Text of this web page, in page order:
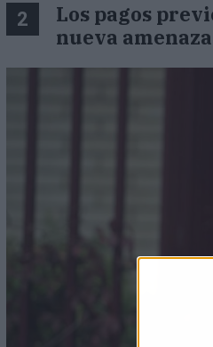
2
Los pagos
nueva amenaza